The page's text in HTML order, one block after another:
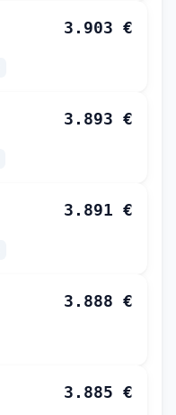
3.903 €
3.893 €
3.891 €
3.888 €
3.885 €